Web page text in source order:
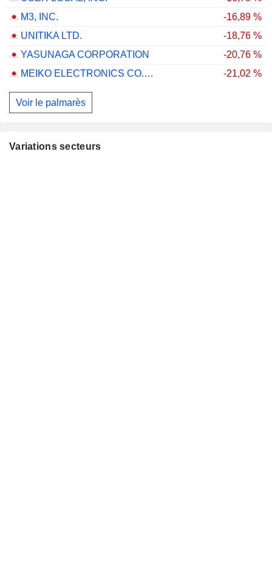
M3, INC.
-16,89 %
UNITIKA LTD.
-18,76 %
YASUNAGA CORPORATION
-20,76 %
MEIKO ELECTRONICS CO., LTD.
-21,02 %
Voir le palmarès
Variations secteurs